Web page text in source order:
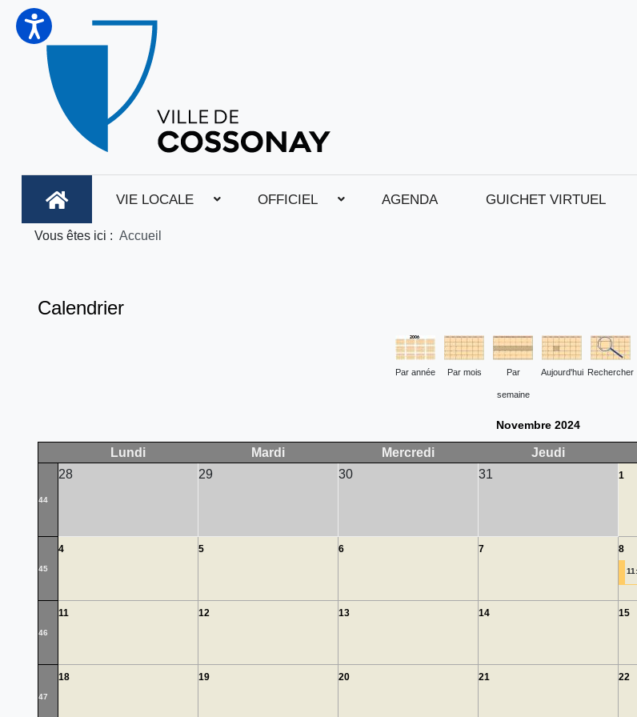
VIE LOCALE OFFICIEL AGENDA GUICHET VIRTUEL
Vous êtes ici : Accueil
Calendrier
Par année Par mois Par
semaine
Aujourd'hui Rechercher
Novembre 2024
Lundi Mardi Mercredi Jeudi
44
28 29 30 31 1
45
4 5 6 7 8
46
11 12 13 14 15
47
18 19 20 21 22